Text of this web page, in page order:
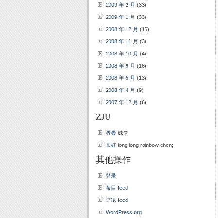
2009 年 2 月 (33)
2009 年 1 月 (33)
2008 年 12 月 (16)
2008 年 11 月 (3)
2008 年 10 月 (4)
2008 年 9 月 (16)
2008 年 5 月 (13)
2008 年 4 月 (9)
2007 年 12 月 (6)
ZJU
轰轰 妹夫
长虹 long long rainbow chen;
其他操作
登录
条目 feed
评论 feed
WordPress.org